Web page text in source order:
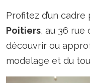
Profitez d’un
Poitiers, au 36 rue
découvrir ou
modelage et du